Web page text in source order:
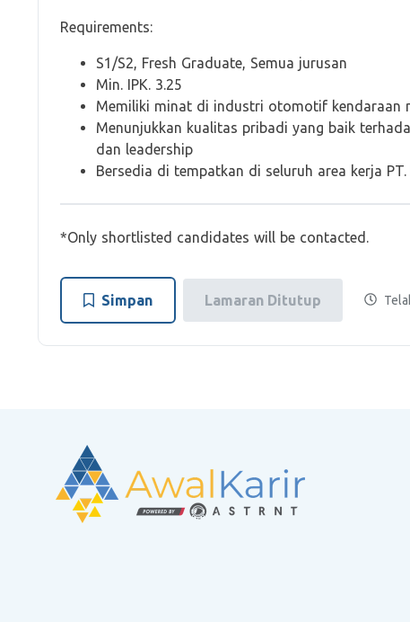
Requirements:
S1/S2, Fresh Graduate, Semua jurusan
Min. IPK. 3.25
Memiliki minat di industri otomotif kendaraan
Menunjukkan kualitas pribadi yang baik
dan leadership
Bersedia di tempatkan di seluruh area kerja
*Only shortlisted candidates will be contacted.
Simpan Lamaran Ditutup